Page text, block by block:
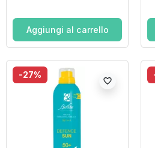
Aggiungi al carrello
-27%
favorite_border